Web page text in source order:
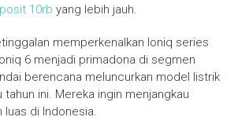
10rb yang lebih jauh.
memperkenalkan Ioniq series
6 menjadi primadona di segmen
berencana meluncurkan model listrik
ini. Mereka ingin menjangkau
luas di Indonesia.